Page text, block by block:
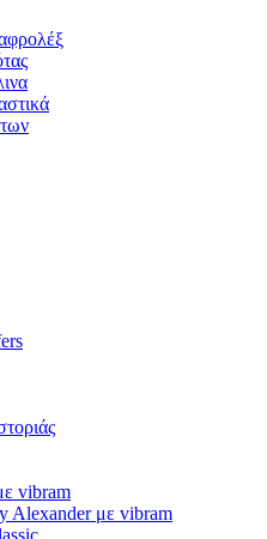
vibram
Alexander με vibram